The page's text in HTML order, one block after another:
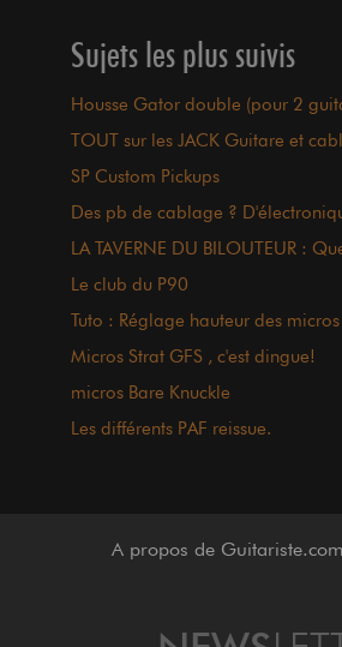
Sujets les plus suivis
Housse Gator double (pour 2
TOUT sur les JACK Guitare et
SP Custom Pickups
Des pb de cablage ?
LA TAVERNE DU BILOUTEUR :
Le club du P90
Tuto : Réglage hauteur des
Micros Strat GFS , c'est dingue!
micros Bare Knuckle
Les différents PAF reissue.
A propos de Guitariste.com